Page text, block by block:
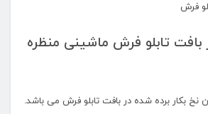
فرش
بافت تابلو فرش ماشینی منظره
نخ بکار برده شده در بافت تابلو فرش می باشد.